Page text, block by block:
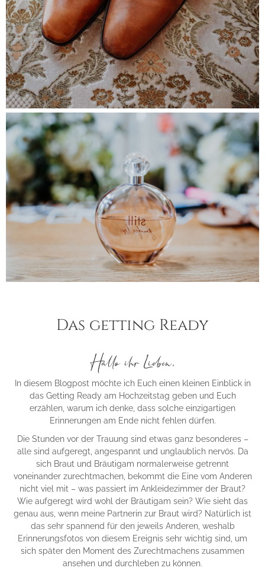
Das getting Ready
Hallo ihr Lieben,
In diesem Blogpost möchte ich Euch einen kleinen Einblick in
das Getting Ready am Hochzeitstag geben und Euch
erzählen, warum ich denke, dass solche einzigartigen
Erinnerungen am Ende nicht fehlen dürfen.
Die Stunden vor der Trauung sind etwas ganz besonderes –
alle sind aufgeregt, angespannt und unglaublich nervös. Da
sich Braut und Bräutigam normalerweise getrennt
voneinander zurechtmachen, bekommt die Eine vom Anderen
nicht viel mit – was passiert im Ankleidezimmer der Braut?
Wie aufgeregt wird wohl der Bräutigam sein? Wie sieht das
genau aus, wenn meine Partnerin zur Braut wird? Natürlich ist
das sehr spannend für den jeweils Anderen, weshalb
Erinnerungsfotos von diesem Ereignis sehr wichtig sind, um
sich später den Moment des Zurechtmachens zusammen
ansehen und durchleben zu können.